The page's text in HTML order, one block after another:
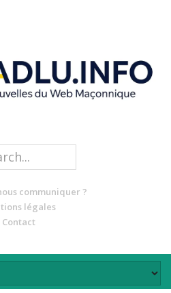
communiquer ?
légales
Contact